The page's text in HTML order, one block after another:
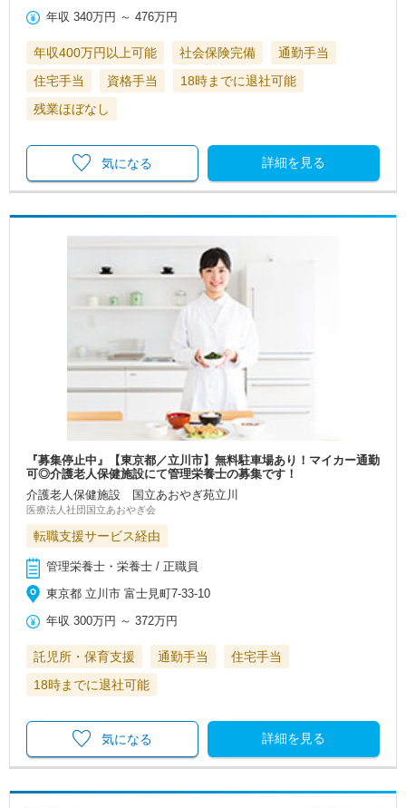
年収 340万円 ～476万円
年収400万円以上可能 社会保険完備
通勤手当
住宅手当
資格手当
18時までに退社可能
残業ほぼなし
詳細を見る
気になる
『募集停止中』【東京都／立川市】無料駐車場あり！マイカー通勤
可◎介護老人保健施設にて管理栄養士の募集です！
介護老人保健施設 国立あおやぎ苑立川
医療法人社団国立あおやぎ会
転職支援サービス経由
管理栄養士・栄養士 / 正職員
東京都 立川市 富士見町7-33-10
年収 300万円 ～372万円
託児所・保育支援 通勤手当
住宅手当
18時までに退社可能
詳細を見る
気になる